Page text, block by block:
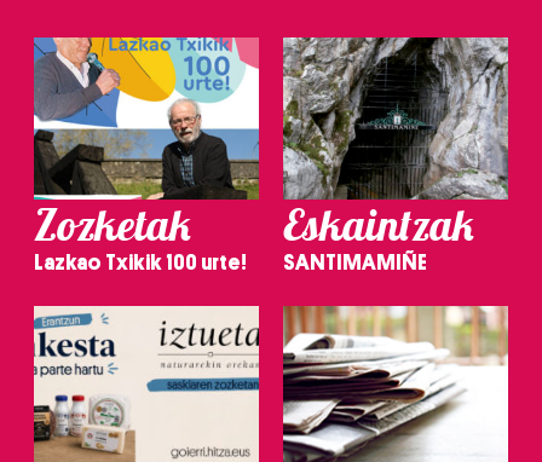
Zozketak
Lazkao Txikik 100 urte!
Eskaintzak
SANTIMAMIÑE